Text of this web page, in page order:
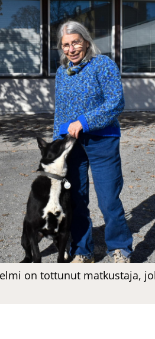
on tottunut matkustaja,